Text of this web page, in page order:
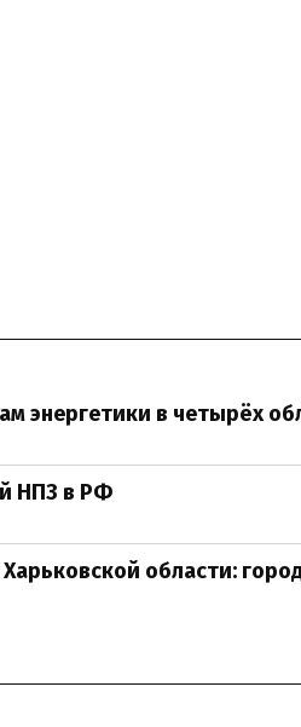
энергетики в четырёх
НПЗ в РФ
области: